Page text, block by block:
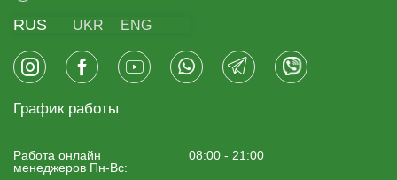
RUS UKR ENG
График работы
Работа онлайн
менеджеров Пн-Вс:
08:00 - 21:00